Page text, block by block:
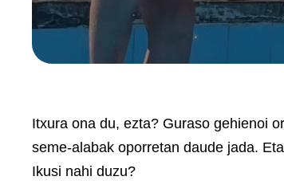
Itxura ona du, ezta? Guraso gehienoi
seme-alabak oporretan daude jada.
Ikusi nahi duzu?